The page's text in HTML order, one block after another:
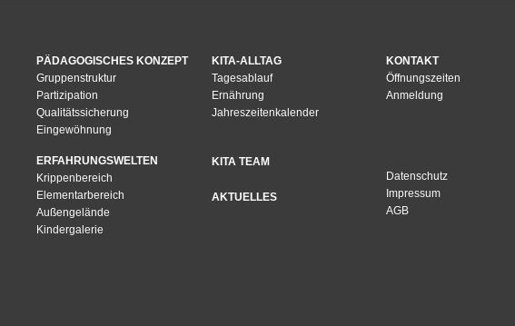
PÄDAGOGISCHES KONZEPT
Gruppenstruktur
Partizipation
Qualitätssicherung
Eingewöhnung
ERFAHRUNGSWELTEN
Krippenbereich
Elementarbereich
Außengelände
Kindergalerie
KITA-ALLTAG
Tagesablauf
Ernährung
Jahreszeitenkalender
KITA TEAM
AKTUELLES
KONTAKT
Öffnungszeiten
Anmeldung
Datenschutz
Impressum
AGB